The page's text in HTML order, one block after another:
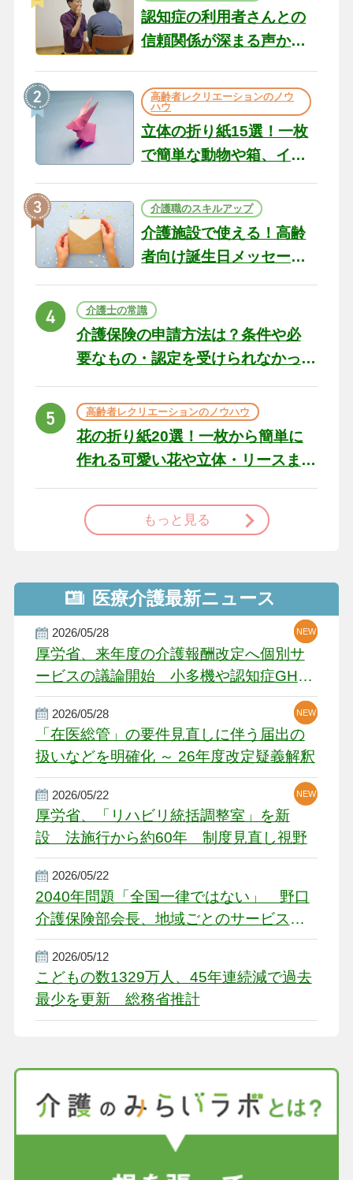
認知症の利用者さんとの
信頼関係が深まる声かけ
の現場から（22）
高齢者レクリエーションのノウ
ハウ
立体の折り紙15選！一枚
で簡単な動物や箱、イン
テリアになる作品まで
介護職のスキルアップ
介護施設で使える！高齢
者向け誕生日メッセージ
の例文と書き方のポイン
ト
介護士の常識
介護保険の申請方法は？条件や必
要なもの・認定を受けられなかっ
た場合の対処法
高齢者レクリエーションのノウハウ
花の折り紙20選！一枚から簡単に
作れる可愛い花や立体・リースま
で
もっと見る
医療介護最新ニュース
2026/05/28
厚労省、来年度の介護報酬改定へ個別サ
ービスの議論開始 小多機や認知症GH、
厳しい経営環境に危機感
NEW
NEW
NEW
2026/05/28
「在医総管」の要件見直しに伴う届出の
扱いなどを明確化 ～ 26年度改定疑義解釈
NEW
NEW
2026/05/22
厚労省、「リハビリ統括調整室」を新
設 法施行から約60年 制度見直し視野
NEW
2026/05/22
2040年問題「全国一律ではない」 野口
介護保険部会長、地域ごとのサービス基
盤整備を促す
2026/05/12
こどもの数1329万人、45年連続減で過去
最少を更新 総務省推計